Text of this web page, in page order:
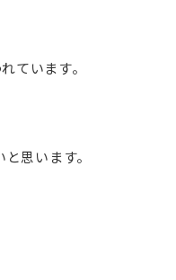
ています。
思います。